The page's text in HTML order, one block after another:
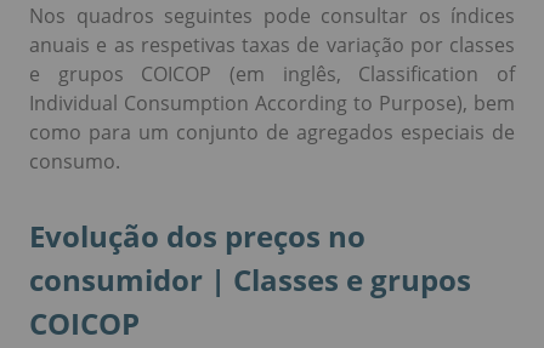
Nos quadros seguintes pode consultar os índices
anuais e as respetivas taxas de variação por classes
e grupos COICOP (em inglês, Classification of
Individual Consumption According to Purpose), bem
como para um conjunto de agregados especiais de
consumo.
Evolução dos preços no
consumidor | Classes e grupos
COICOP